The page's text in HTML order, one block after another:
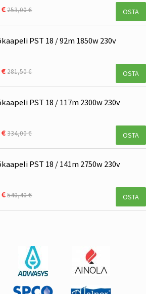
€253,00 € OSTA
PST 18 / 92m 1850w 230v
€281,50 € OSTA
PST 18 / 117m 2300w 230v
€334,00 € OSTA
PST 18 / 141m 2750w 230v
540,40 € OSTA